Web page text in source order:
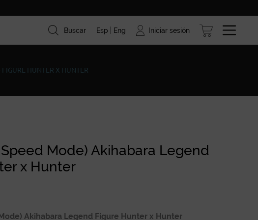
Modelismo Marcas Blog
Buscar Esp Eng Iniciar sesión
HUNTER X HUNTER
Mode) Akihabara Legend
x Hunter
Akihabara Legend Figure Hunter x Hunter